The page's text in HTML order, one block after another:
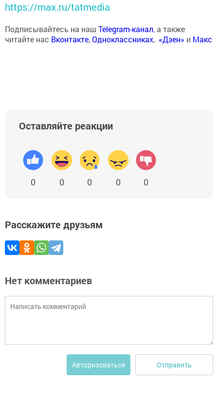
https://max.ru/tatmedia
Подписывайтесь на наш Telegram-канал, а также
читайте нас Вконтакте,Одноклассниках, «Дзен» и Макс
Оставляйте реакции
0 0 0 0 0
Расскажите друзьям
Нет комментариев
Авторизоваться Отправить